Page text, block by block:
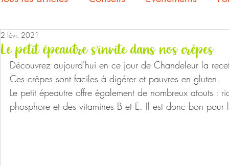
Le petit épeautre s'invite dans nos crêpes
2 févr. 2021
Découvrez aujourd'hui en ce jour de Chandeleur la
Ces crêpes sont faciles à digérer et pauvres en gluten.
Le petit épeautre offre également de nombreux atouts
phosphore et des vitamines B et E. Il est donc bon pour